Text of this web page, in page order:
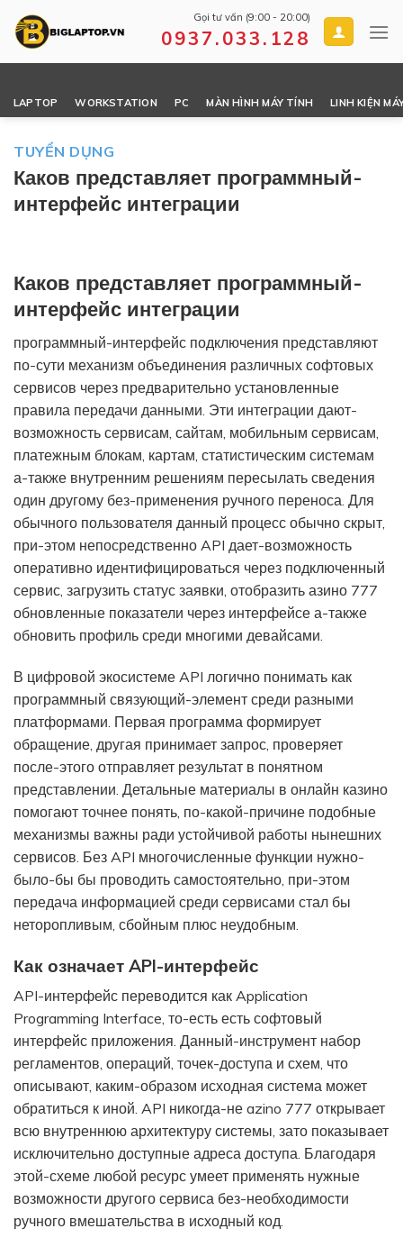
Gọi tư vấn (9:00 - 20:00)
0937.033.128
LAPTOP WORKSTATION PC MÀN HÌNH MÁY TÍNH LINH KIỆN
TUYỂN DỤNG
Каков представляет программный-
интерфейс интеграции
Каков представляет программный-
интерфейс интеграции
программный-интерфейс подключения представляют
по-сути механизм объединения различных софтовых
сервисов через предварительно установленные
правила передачи данными. Эти интеграции дают-
возможность сервисам, сайтам, мобильным сервисам,
платежным блокам, картам, статистическим системам
а-также внутренним решениям пересылать сведения
один другому без-применения ручного переноса. Для
обычного пользователя данный процесс обычно скрыт,
при-этом непосредственно API дает-возможность
оперативно идентифицироваться через подключенный
сервис, загрузить статус заявки, отобразить азино 777
обновленные показатели через интерфейсе а-также
обновить профиль среди многими девайсами.
В цифровой экосистеме API логично понимать как
программный связующий-элемент среди разными
платформами. Первая программа формирует
обращение, другая принимает запрос, проверяет
после-этого отправляет результат в понятном
представлении. Детальные материалы в онлайн казино
помогают точнее понять, по-какой-причине подобные
механизмы важны ради устойчивой работы нынешних
сервисов. Без API многочисленные функции нужно-
было-бы бы проводить самостоятельно, при-этом
передача информацией среди сервисами стал бы
неторопливым, сбойным плюс неудобным.
Как означает API-интерфейс
API-интерфейс переводится как Application
Programming Interface, то-есть есть софтовый
интерфейс приложения. Данный-инструмент набор
регламентов, операций, точек-доступа и схем, что
описывают, каким-образом исходная система может
обратиться к иной. API никогда-не azino 777 открывает
всю внутреннюю архитектуру системы, зато показывает
исключительно доступные адреса доступа. Благодаря
этой-схеме любой ресурс умеет применять нужные
возможности другого сервиса без-необходимости
ручного вмешательства в исходный код.